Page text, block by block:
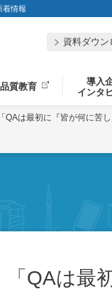
着情報
資料ダウン
品質教育
導入
インタ
「QAは最初に『皆が何に苦
「QAは最